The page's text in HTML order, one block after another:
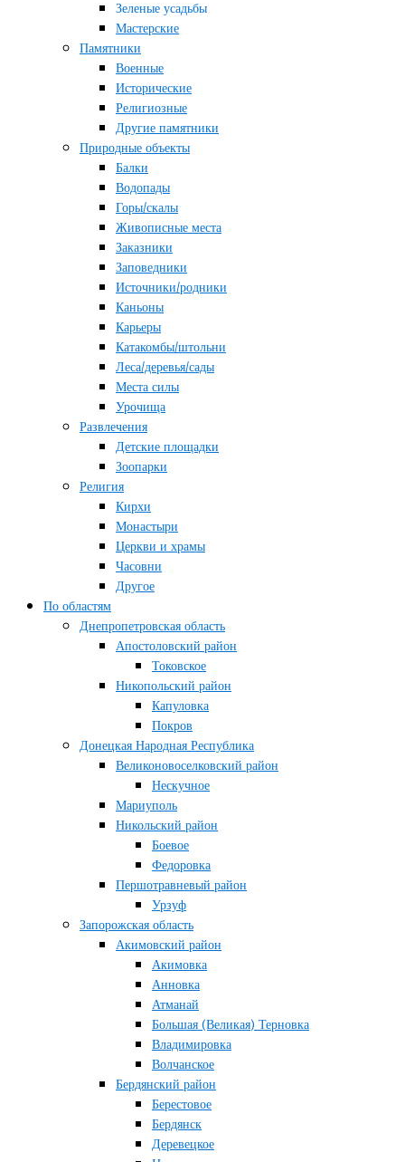
Зеленые усадьбы
Мастерские
Памятники
Военные
Исторические
Религиозные
Другие памятники
Природные объекты
Балки
Водопады
Горы/скалы
Живописные места
Заказники
Заповедники
Источники/родники
Каньоны
Карьеры
Катакомбы/штольни
Леса/деревья/сады
Места силы
Урочища
Развлечения
Детские площадки
Зоопарки
Религия
Кирхи
Монастыри
Церкви и храмы
Часовни
Другое
По областям
Днепропетровская область
Апостоловский район
Токовское
Никопольский район
Капуловка
Покров
Донецкая Народная Республика
Великоновоселковский район
Нескучное
Мариуполь
Никольский район
Боевое
Федоровка
Першотравневый район
Урзуф
Запорожская область
Акимовский район
Акимовка
Анновка
Атманай
Большая (Великая) Терновка
Владимировка
Волчанское
Бердянский район
Берестовое
Бердянск
Деревецкое